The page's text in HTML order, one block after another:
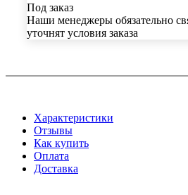
Под заказ
Наши менеджеры обязательно
уточнят условия заказа
Характеристики
Отзывы
Как купить
Оплата
Доставка